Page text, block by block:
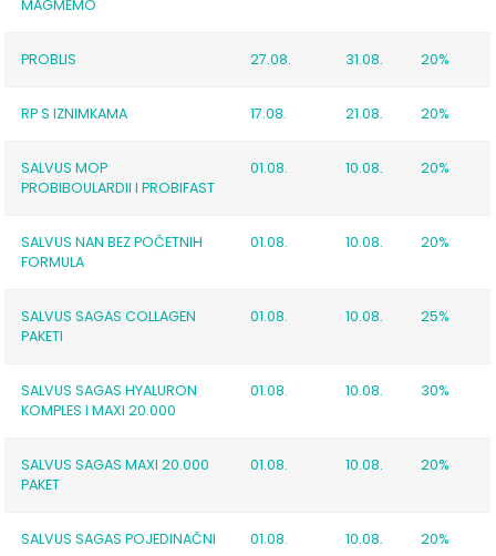
MAGMEMO
PROBLIS 27.08. 31.08. 20%
RP S IZNIMKAMA 17.08. 21.08. 20%
SALVUS MOP
PROBIBOULARDII I PROBIFAST
01.08. 10.08. 20%
SALVUS NAN BEZ POČETNIH
FORMULA
01.08. 10.08. 20%
SALVUS SAGAS COLLAGEN
PAKETI
01.08. 10.08. 25%
SALVUS SAGAS HYALURON
KOMPLES I MAXI 20.000
01.08. 10.08. 30%
SALVUS SAGAS MAXI 20.000
PAKET
01.08. 10.08. 20%
SALVUS SAGAS POJEDINAČNI 01.08. 10.08. 20%